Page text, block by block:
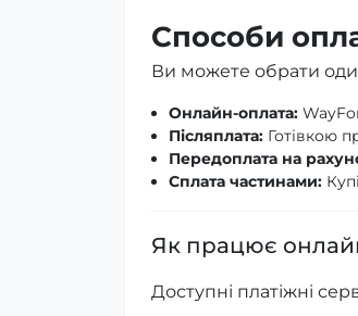
Способи
Ви можете обрати
Онлайн-оплата:
Післяплата: Готівкою
Передоплата на
Сплата частинами:
Як працює
Доступні платіжні